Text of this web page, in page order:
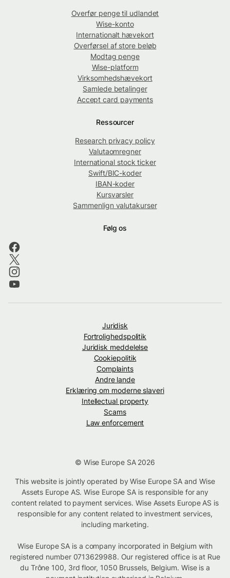
Overfør penge til udlandet
Wise-konto
Internationalt hævekort
Overførsel af store beløb
Modtag penge
Wise-platform
Virksomhedshævekort
Samlede betalinger
Accept card payments
Ressourcer
Research privacy policy
Valutaomregner
International stock ticker
Swift/BIC-koder
IBAN-koder
Kursvarsler
Sammenlign valutakurser
Følg os
Juridisk
Fortrolighedspolitik
Juridisk meddelelse
Cookiepolitik
Complaints
Andre lande
Erklæring om moderne slaveri
Intellectual property
Scams
Law enforcement
© Wise Europe SA 2026
This website is jointly operated by Wise Europe SA and Wise
Assets Europe AS. Wise Europe SA is responsible for any
content related to payment services. Wise Assets Europe AS is
responsible for any content related to investment services,
including marketing.
Wise Europe SA is a company incorporated in Belgium with
registered number 0713629988. Our registered office is at Rue
du Trône 100, 3rd floor, 1050 Brussels, Belgium. Wise is a